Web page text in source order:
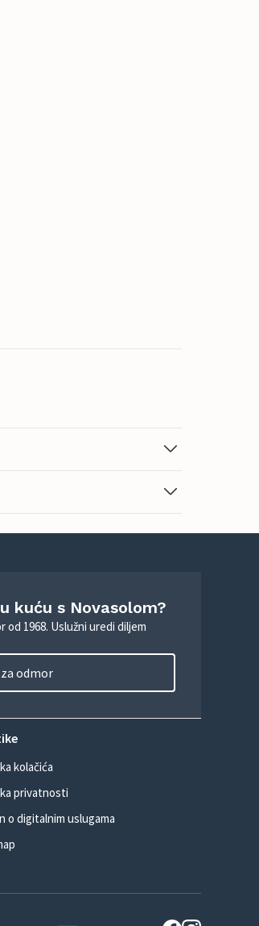
kuću s Novasolom?
od 1968. Uslužni uredi diljem
odmor
kolačića
privatnosti
o digitalnim uslugama